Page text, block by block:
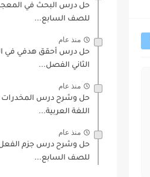
حل درس البحث في المعجم
للصف السابع...
منذ عام
حل درس أحقق هدفي في
الثاني الفصل...
منذ عام
حل وشرح درس المخدرات
اللغة العربية...
منذ عام
حل وشرح درس جزم الفعل
للصف السابع...